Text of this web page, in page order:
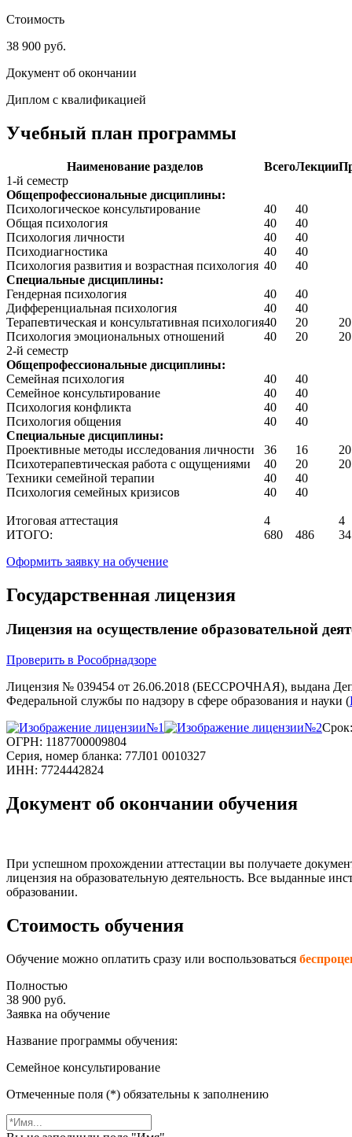
Стоимость
38 900 руб.
Документ об окончании
Диплом с квалификацией
Учебный план программы
Наименование разделов ВсегоЛекции
1-й семестр
Общепрофессиональные дисциплины:
Психологическое консультирование
40
40
Общая психология
40
40
Психология личности
40
40
Психодиагностика
40
40
Психология развития и возрастная психология 40
40
Специальные дисциплины:
Гендерная психология
40
40
Дифференциальная психология
40
40
Терапевтическая и консультативная психология40 20
20
Психология эмоциональных отношений
40 20
20
2-й семестр
Общепрофессиональные дисциплины:
Семейная психология
40
40
Семейное консультирование
40
40
Психология конфликта
40
40
Психология общения
40
40
Специальные дисциплины:
Проективные методы исследования личности
36 16
20
Психотерапевтическая работа с ощущениями
40 20
20
Техники семейной терапии
40
40
Психология семейных кризисов
40 40
Итоговая аттестация 4
4
ИТОГО:
680 486
34
Оформить заявку на обучение
Государственная лицензия
Лицензия на осуществление образовательной
Проверить в Рособрнадзоре
Лицензия № 039454 от 26.06.2018 (БЕССРОЧНАЯ), выдана
Федеральной службы по надзору в сфере образования и науки (
ОГРН: 1187700009804
Серия, номер бланка: 77Л01 0010327
ИНН: 7724442824
Документ об окончании обучения
При успешном прохождении аттестации вы получаете
лицензия на образовательную деятельность. Все выданные
образовании.
Стоимость обучения
Обучение можно оплатить сразу или воспользоваться
Полностью
38 900 руб.
Заявка на обучение
Название программы обучения:
Семейное консультирование
Отмеченные поля (*) обязательны к заполнению